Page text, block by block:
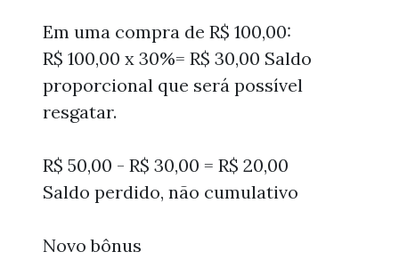
Em uma compra de R$ 100,00:
R$ 100,00 x 30%= R$ 30,00 Saldo
proporcional que será possível
resgatar.
R$ 50,00 - R$ 30,00 = R$ 20,00
Saldo perdido, não cumulativo
Novo bônus